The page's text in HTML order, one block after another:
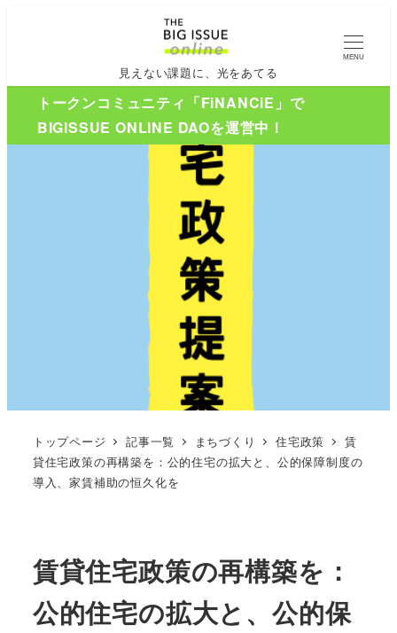
見えない課題に、光をあてる
MENU
トークンコミュニティ「FiNANCiE」で
BIGISSUE ONLINE DAOを運営中！
トップページ 記事一覧 まちづくり 住宅政策
賃
貸住宅政策の再構築を：公的住宅の拡大と、公的保障制度の
導入、家賃補助の恒久化を
賃貸住宅政策の再構築を：
公的住宅の拡大と、公的保